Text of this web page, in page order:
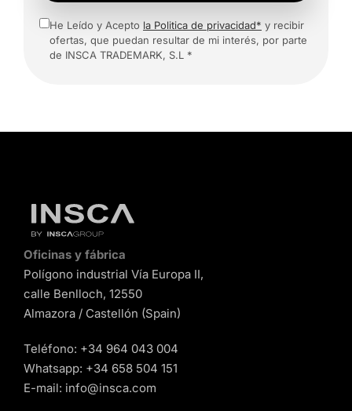
He Leído y Acepto la Politica de privacidad* y recibir
ofertas, que puedan resultar de mi interés, por parte
de INSCA TRADEMARK, S.L *
Oficinas y fábrica
Polígono industrial Vía Europa II,
calle Benlloch, 12550
Almazora / Castellón (Spain)
Teléfono: +34 964 043 004
Whatsapp: +34 658 504 151
E-mail: info@insca.com